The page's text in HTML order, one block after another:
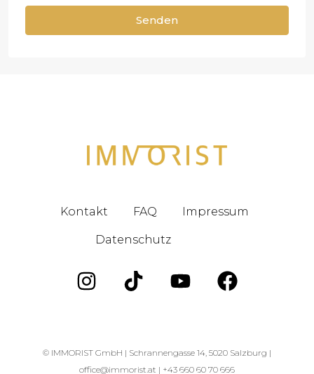
Senden
Kontakt FAQ Impressum
Datenschutz
© IMMORIST GmbH | Schrannengasse 14, 5020 Salzburg |
office@immorist.at | +43 660 60 70 666